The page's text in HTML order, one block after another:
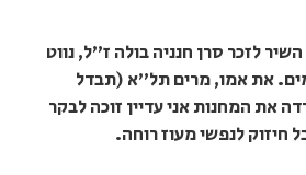
לזכר סרן חנניה בולה ז"ל, נווט
את אמו, מרים תל"א (תבדל
את המחנות אני עדיין זוכה לבקר
חיזוק לנפשי מעוז רוחה.